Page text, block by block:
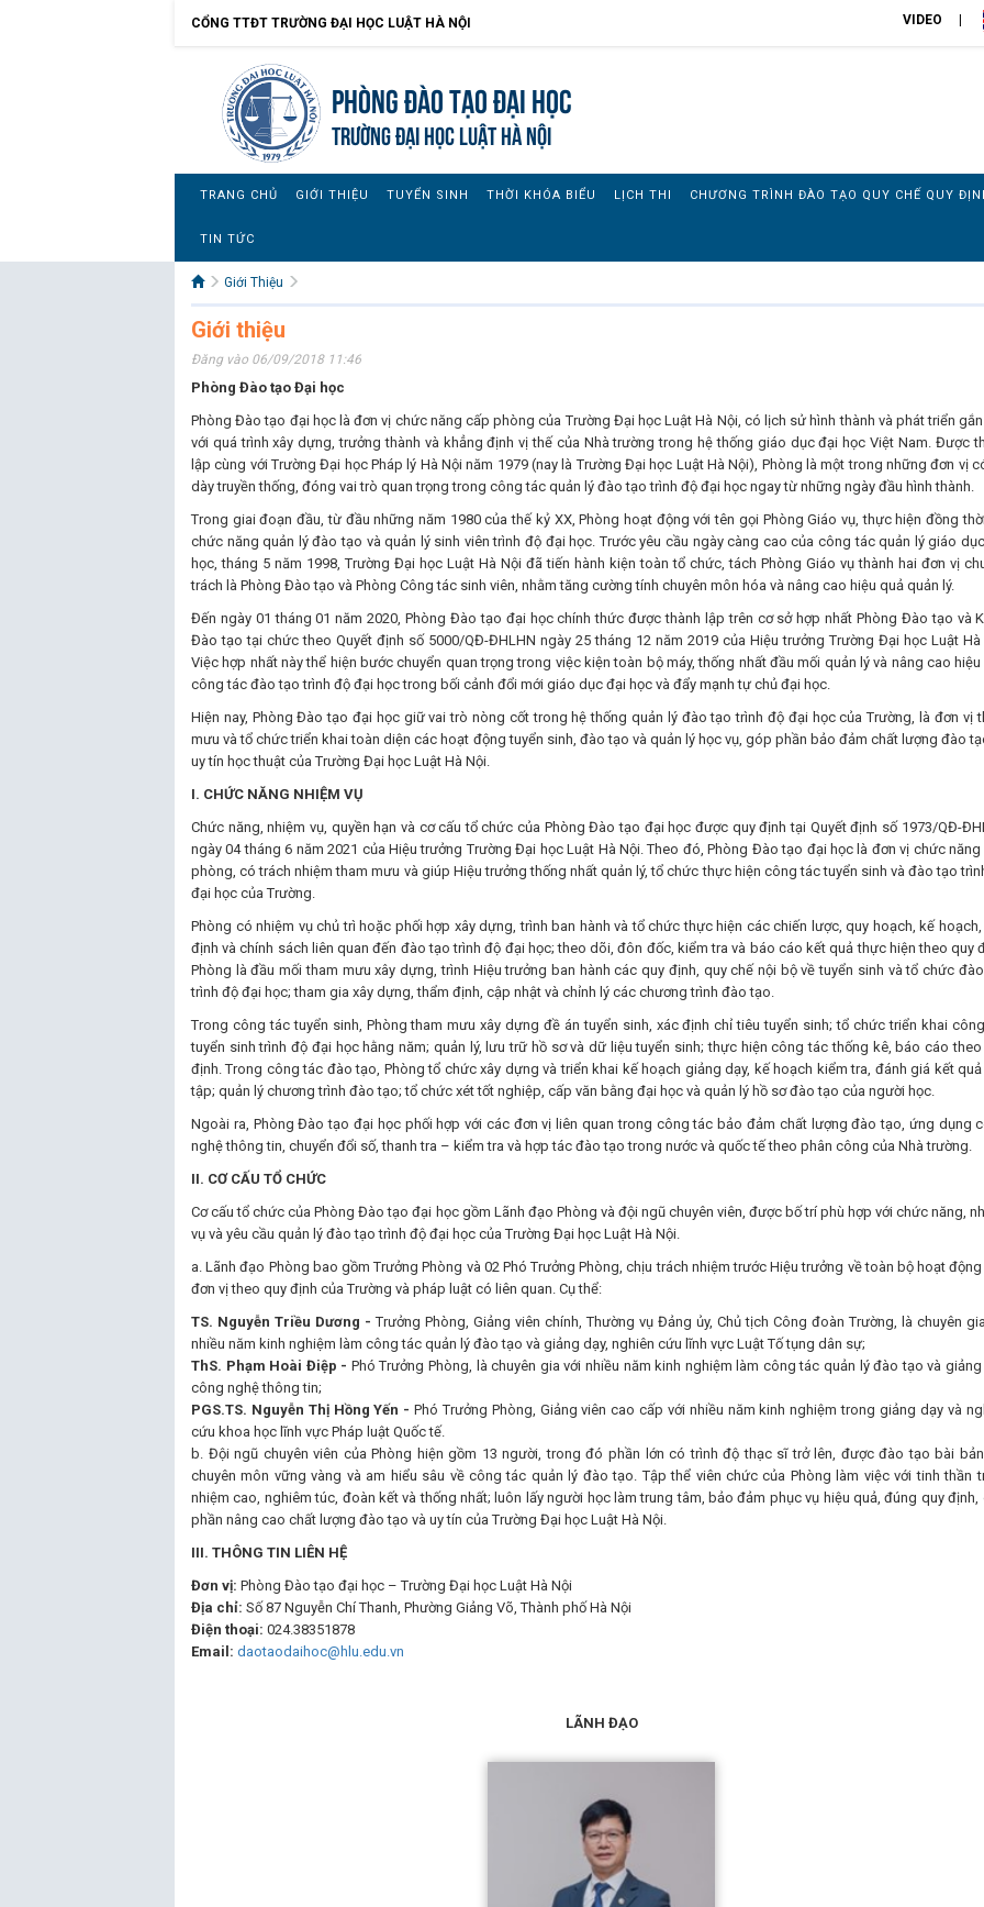
CỔNG TTĐT TRƯỜNG ĐẠI HỌC LUẬT HÀ NỘI VIDEO
Phòng Đào Tạo đại học
TRƯỜNG ĐẠI HỌC LUẬT HÀ NỘI
TRANG CHỦ GIỚI THIỆU TUYỂN SINH THỜI KHÓA BIỂU LỊCH THI CHƯƠNG TRÌNH ĐÀO TẠO QUY CHẾ QUY
TIN TỨC
Giới Thiệu
Giới thiệu
Đăng vào 06/09/2018 11:46
Phòng Đào tạo Đại học
Phòng Đào tạo đại học là đơn vị chức năng cấp phòng của Trường Đại học Luật Hà Nội, có lịch sử hình thành và phát triển
với quá trình xây dựng, trưởng thành và khẳng định vị thế của Nhà trường trong hệ thống giáo dục đại học Việt Nam. Được
lập cùng với Trường Đại học Pháp lý Hà Nội năm 1979 (nay là Trường Đại học Luật Hà Nội), Phòng là một trong những đơn vị
dày truyền thống, đóng vai trò quan trọng trong công tác quản lý đào tạo trình độ đại học ngay từ những ngày đầu hình thành.
Trong giai đoạn đầu, từ đầu những năm 1980 của thế kỷ XX, Phòng hoạt động với tên gọi Phòng Giáo vụ, thực hiện đồng
chức năng quản lý đào tạo và quản lý sinh viên trình độ đại học. Trước yêu cầu ngày càng cao của công tác quản lý giáo
học, tháng 5 năm 1998, Trường Đại học Luật Hà Nội đã tiến hành kiện toàn tổ chức, tách Phòng Giáo vụ thành hai đơn vị
trách là Phòng Đào tạo và Phòng Công tác sinh viên, nhằm tăng cường tính chuyên môn hóa và nâng cao hiệu quả quản lý.
Đến ngày 01 tháng 01 năm 2020, Phòng Đào tạo đại học chính thức được thành lập trên cơ sở hợp nhất Phòng Đào tạo và
Đào tạo tại chức theo Quyết định số 5000/QĐ-ĐHLHN ngày 25 tháng 12 năm 2019 của Hiệu trưởng Trường Đại học Luật Hà
Việc hợp nhất này thể hiện bước chuyển quan trọng trong việc kiện toàn bộ máy, thống nhất đầu mối quản lý và nâng cao
công tác đào tạo trình độ đại học trong bối cảnh đổi mới giáo dục đại học và đẩy mạnh tự chủ đại học.
Hiện nay, Phòng Đào tạo đại học giữ vai trò nòng cốt trong hệ thống quản lý đào tạo trình độ đại học của Trường, là đơn vị
mưu và tổ chức triển khai toàn diện các hoạt động tuyển sinh, đào tạo và quản lý học vụ, góp phần bảo đảm chất lượng đào
uy tín học thuật của Trường Đại học Luật Hà Nội.
I. CHỨC NĂNG NHIỆM VỤ
Chức năng, nhiệm vụ, quyền hạn và cơ cấu tổ chức của Phòng Đào tạo đại học được quy định tại Quyết định số 1973/QĐ-
ngày 04 tháng 6 năm 2021 của Hiệu trưởng Trường Đại học Luật Hà Nội. Theo đó, Phòng Đào tạo đại học là đơn vị chức
phòng, có trách nhiệm tham mưu và giúp Hiệu trưởng thống nhất quản lý, tổ chức thực hiện công tác tuyển sinh và đào tạo
đại học của Trường.
Phòng có nhiệm vụ chủ trì hoặc phối hợp xây dựng, trình ban hành và tổ chức thực hiện các chiến lược, quy hoạch, kế
định và chính sách liên quan đến đào tạo trình độ đại học; theo dõi, đôn đốc, kiểm tra và báo cáo kết quả thực hiện theo quy
Phòng là đầu mối tham mưu xây dựng, trình Hiệu trưởng ban hành các quy định, quy chế nội bộ về tuyển sinh và tổ chức
trình độ đại học; tham gia xây dựng, thẩm định, cập nhật và chỉnh lý các chương trình đào tạo.
Trong công tác tuyển sinh, Phòng tham mưu xây dựng đề án tuyển sinh, xác định chỉ tiêu tuyển sinh; tổ chức triển khai
tuyển sinh trình độ đại học hằng năm; quản lý, lưu trữ hồ sơ và dữ liệu tuyển sinh; thực hiện công tác thống kê, báo cáo
định. Trong công tác đào tạo, Phòng tổ chức xây dựng và triển khai kế hoạch giảng dạy, kế hoạch kiểm tra, đánh giá kết
tập; quản lý chương trình đào tạo; tổ chức xét tốt nghiệp, cấp văn bằng đại học và quản lý hồ sơ đào tạo của người học.
Ngoài ra, Phòng Đào tạo đại học phối hợp với các đơn vị liên quan trong công tác bảo đảm chất lượng đào tạo, ứng dụng
nghệ thông tin, chuyển đổi số, thanh tra – kiểm tra và hợp tác đào tạo trong nước và quốc tế theo phân công của Nhà trường.
II. CƠ CẤU TỔ CHỨC
Cơ cấu tổ chức của Phòng Đào tạo đại học gồm Lãnh đạo Phòng và đội ngũ chuyên viên, được bố trí phù hợp với chức năng,
vụ và yêu cầu quản lý đào tạo trình độ đại học của Trường Đại học Luật Hà Nội.
a. Lãnh đạo Phòng bao gồm Trưởng Phòng và 02 Phó Trưởng Phòng, chịu trách nhiệm trước Hiệu trưởng về toàn bộ hoạt
đơn vị theo quy định của Trường và pháp luật có liên quan. Cụ thể:
TS. Nguyễn Triều Dương -Trưởng Phòng, Giảng viên chính, Thường vụ Đảng ủy, Chủ tịch Công đoàn Trường, là chuyên
nhiều năm kinh nghiệm làm công tác quản lý đào tạo và giảng dạy, nghiên cứu lĩnh vực Luật Tố tụng dân sự;
ThS. Phạm Hoài Điệp - Phó Trưởng Phòng, là chuyên gia với nhiều năm kinh nghiệm làm công tác quản lý đào tạo và
công nghệ thông tin;
PGS.TS. Nguyễn Thị Hồng Yến -Phó Trưởng Phòng, Giảng viên cao cấp với nhiều năm kinh nghiệm trong giảng dạy và
cứu khoa học lĩnh vực Pháp luật Quốc tế.
b. Đội ngũ chuyên viên của Phòng hiện gồm 13 người, trong đó phần lớn có trình độ thạc sĩ trở lên, được đào tạo bài
chuyên môn vững vàng và am hiểu sâu về công tác quản lý đào tạo. Tập thể viên chức của Phòng làm việc với tinh thần
nhiệm cao, nghiêm túc, đoàn kết và thống nhất; luôn lấy người học làm trung tâm, bảo đảm phục vụ hiệu quả, đúng quy định,
phần nâng cao chất lượng đào tạo và uy tín của Trường Đại học Luật Hà Nội.
III. THÔNG TIN LIÊN HỆ
Đơn vị: Phòng Đào tạo đại học – Trường Đại học Luật Hà Nội
Địa chỉ: Số 87 Nguyễn Chí Thanh, Phường Giảng Võ, Thành phố Hà Nội
Điện thoại: 024.38351878
Email: daotaodaihoc@hlu.edu.vn
LÃNH ĐẠO